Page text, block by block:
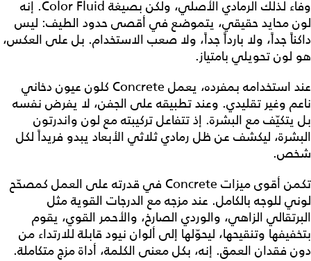
وفاء لذلك الرمادي الأصلي، ولكن بصيغة Color Fluid. إنه
لون محايد حقيقي، يتموضع في أقصى حدود الطيف: ليس
داكناً جداً، ولا بارداً جداً، ولا صعب الاستخدام. بل على العكس،
هو لون تحويلي بامتياز.
عند استخدامه بمفرده، يعمل Concrete كلون عيون دخاني
ناعم وغير تقليدي. وعند تطبيقه على الجفن، لا يفرض نفسه
بل يتكيّف مع البشرة. إذ تتفاعل تركيبته مع لون واندرتون
البشرة، ليكشف عن ظل رمادي ثلاثي الأبعاد يبدو فريداً لكل
شخص.
تكمن أقوى ميزات Concrete في قدرته على العمل كمصحّح
لوني للوجه بالكامل. عند مزجه مع الدرجات القوية مثل
البرتقالي الزاهي، والوردي الصارخ، والأحمر القوي، يقوم
بتخفيفها وتنقيحها، ليحوّلها إلى ألوان نيود قابلة للارتداء من
دون فقدان العمق. إنه، بكل معنى الكلمة، أداة مزج متكاملة.